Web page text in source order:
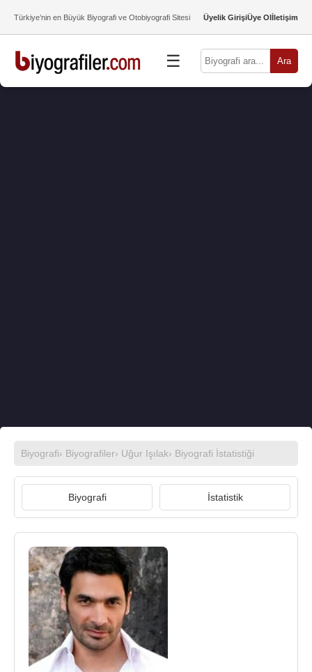
Türkiye’nin en Büyük Biyografi ve Otobiyografi Sitesi Üyelik GirişiÜye Olİletişim
☰ Ara
Biyografi› Biyografiler› Uğur Işılak› Biyografi İstatistiği
Biyografi İstatistik